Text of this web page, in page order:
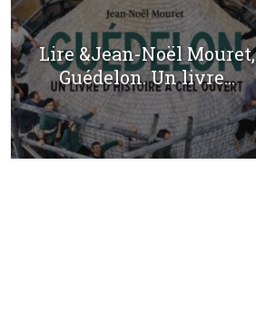
Lire &Jean-Noël Mouret,
Guédelon. Un livre...